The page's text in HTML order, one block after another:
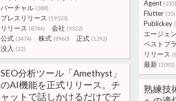
バーチャル (388)
プレスリリース (19523)
リリース (8746) 会社 (9322)
公式 (3474) 株式 (8960) 正式 (1292)
没入 (22)
Agent (235)
Flutter (35)
Publickey
エージェ
ベストプ
リリース
最新 (1092)
SEO分析ツール「Amethyst」
のAI機能を正式リリース。チ
ャットで話しかけるだけでデ
熟練技